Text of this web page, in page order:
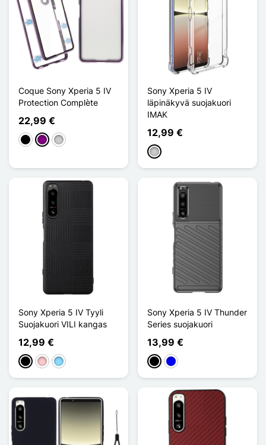
Coque Sony Xperia 5 IV
Protection Complète
22,99 €
MustaVioletArgenté
Sony Xperia 5 IV
läpinäkyvä suojakuori
IMAK
12,99 €
Transparent
Sony Xperia 5 IV Tyyli
Suojakuori VILI kangas
12,99 €
MustaPinkkiBleu Clair
Sony Xperia 5 IV Thunder
Series suojakuori
13,99 €
MustaSininen